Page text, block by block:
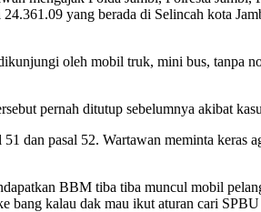
yang berada di Selincah kota
oleh mobil truk, mini bus, tanpa
pernah ditutup sebelumnya akibat
dan pasal 52. Wartawan meminta keras
BBM tiba tiba muncul mobil
kalau dak mau ikut aturan cari SPBU